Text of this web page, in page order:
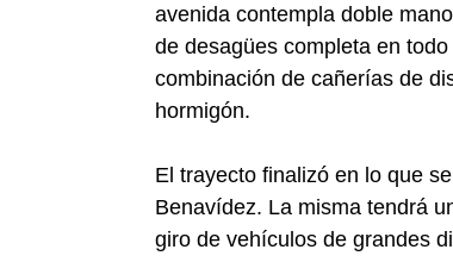
avenida contempla doble
de desagües completa en
combinación de cañerías de
hormigón.
El trayecto finalizó en lo que
Benavídez. La misma tendrá
giro de vehículos de grandes